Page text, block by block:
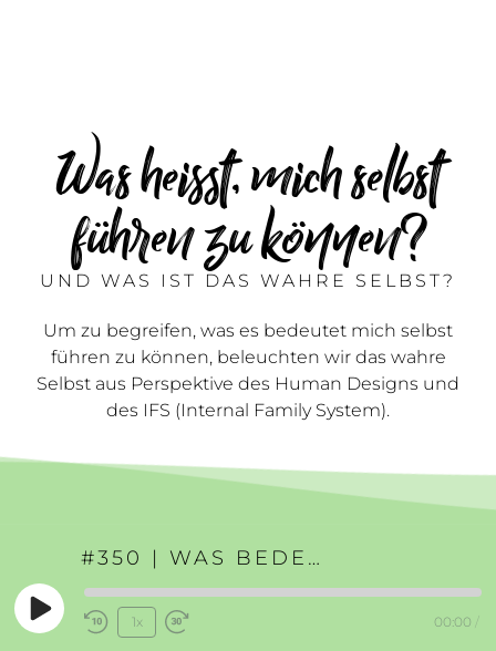
Was heisst, mich selbst
führen zu können?
UND WAS IST DAS WAHRE SELBST?
Um zu begreifen, was es bedeutet mich selbst
führen zu können, beleuchten wir das wahre
Selbst aus Perspektive des Human Designs und
des IFS (Internal Family System).
#350 | WAS BEDEUTET ES MICH SELBST FÜHREN ZU KÖNNEN?
Play
EpisodeRewind
1x 00:00 /